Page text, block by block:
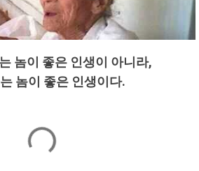
놈이 좋은 인생이 아니라,
놈이 좋은 인생이다.